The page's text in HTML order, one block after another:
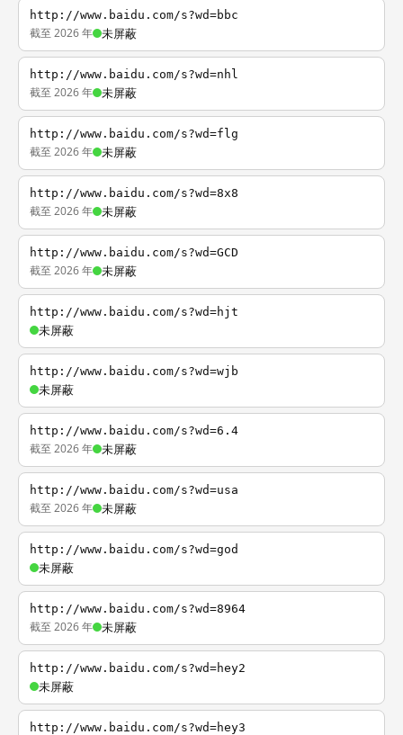
http://www.baidu.com/s?wd=bbc
截至 2026 年 未屏蔽
http://www.baidu.com/s?wd=nhl
截至 2026 年 未屏蔽
http://www.baidu.com/s?wd=flg
截至 2026 年 未屏蔽
http://www.baidu.com/s?wd=8x8
截至 2026 年 未屏蔽
http://www.baidu.com/s?wd=GCD
截至 2026 年 未屏蔽
http://www.baidu.com/s?wd=hjt
未屏蔽
http://www.baidu.com/s?wd=wjb
未屏蔽
http://www.baidu.com/s?wd=6.4
截至 2026 年 未屏蔽
http://www.baidu.com/s?wd=usa
截至 2026 年 未屏蔽
http://www.baidu.com/s?wd=god
未屏蔽
http://www.baidu.com/s?wd=8964
截至 2026 年 未屏蔽
http://www.baidu.com/s?wd=hey2
未屏蔽
http://www.baidu.com/s?wd=hey3